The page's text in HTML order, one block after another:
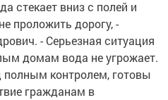
стекает вниз с полей и
проложить дорогу, -
- Серьезная ситуация
домам вода не угрожает.
полным контролем, готовы
гражданам в